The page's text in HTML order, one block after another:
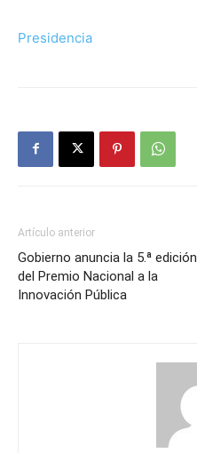
Presidencia
Artículo anterior
Gobierno anuncia la 5.ª edición
del Premio Nacional a la
Innovación Pública